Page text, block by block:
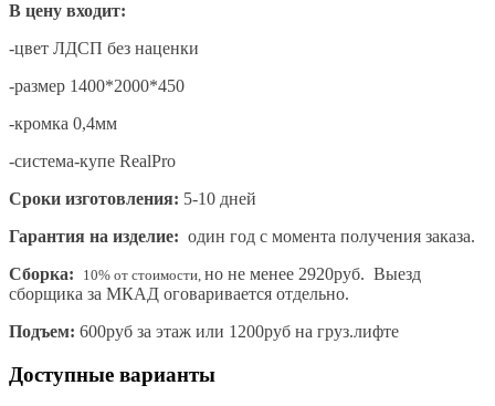
В цену входит:
-цвет ЛДСП без наценки
-размер 1400*2000*450
-кромка 0,4мм
-система-купе RealPro
Сроки изготовления: 5-10 дней
Гарантия на изделие: один год с момента получения заказа.
Сборка:
10% от стоимости, но не менее 2920руб. Выезд
сборщика за МКАД оговаривается отдельно.
Подъем: 600руб за этаж или 1200руб на груз.лифте
Доступные варианты